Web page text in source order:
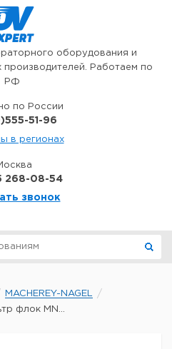
оборудования и
Работаем по
РФ
по России
51-96
в регионах
268-08-54
звонок
MACHEREY-NAGEL
флок MN...